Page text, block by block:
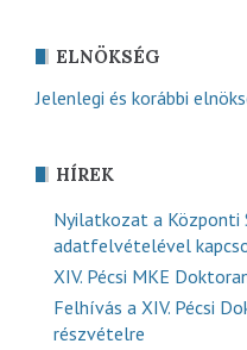
ELNÖKSÉG
Jelenlegi és korábbi
HÍREK
Nyilatkozat a Központi
adatfelvételével
XIV. Pécsi MKE
Felhívás a XIV. Pécsi
részvételre